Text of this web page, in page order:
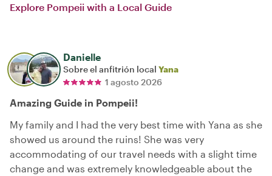
Explore Pompeii with a Local Guide
Danielle
Sobre el anfitrión local Yana
1 agosto 2026
Amazing Guide in Pompeii!
My family and I had the very best time with Yana as she
showed us around the ruins! She was very
accommodating of our travel needs with a slight time
change and was extremely knowledgeable about the